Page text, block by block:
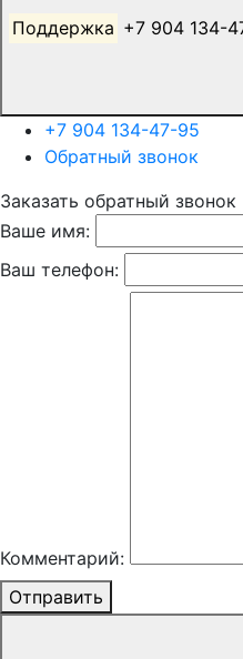
Поддержка +7 904 134-
+7 904 134-47-95
Обратный звонок
Заказать обратный звонок
Ваше имя:
Ваш телефон:
Комментарий:
Отправить